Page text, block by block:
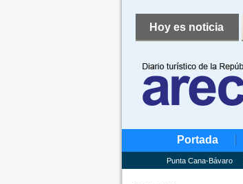
Hoy es noticia
Portada
Punta Cana-Bávaro